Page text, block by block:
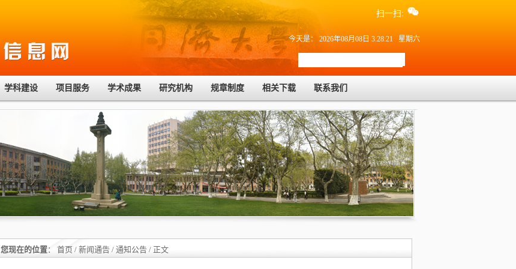
扫一扫:
今天是： 2026年08月08日 3:28:21 星期六
学科建设 项目服务 学术成果 研究机构 规章制度 相关下载 联系我们
您现在的位置： 首页 / 新闻通告 / 通知公告 / 正文